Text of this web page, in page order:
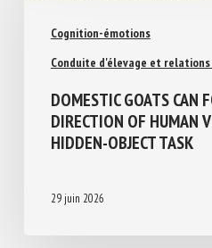
Cognition-émotions
Conduite d'élevage et
DOMESTIC GOATS CAN
DIRECTION OF HUMAN
HIDDEN-OBJECT TASK
29 juin 2026